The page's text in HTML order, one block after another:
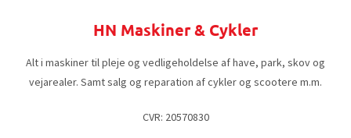
HN Maskiner & Cykler
Alt i maskiner til pleje og vedligeholdelse af have, park, skov og
vejarealer. Samt salg og reparation af cykler og scootere m.m.
CVR: 20570830